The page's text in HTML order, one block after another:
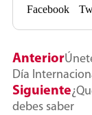
Facebook
Anterior
Día
Siguiente
debes saber